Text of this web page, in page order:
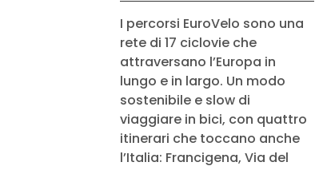
I percorsi EuroVelo sono una
rete di 17 ciclovie che
attraversano l’Europa in
lungo e in largo. Un modo
sostenibile e slow di
viaggiare in bici, con quattro
itinerari che toccano anche
l’Italia: Francigena, Via del